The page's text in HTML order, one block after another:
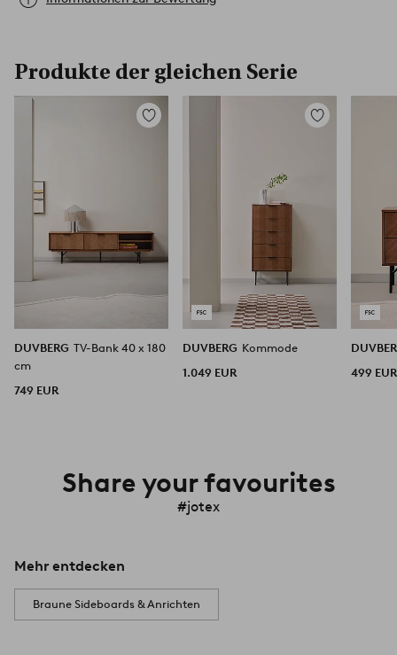
Produkte der gleichen Serie
Zu
DUVBERG TV-Bank 40 x 180
cm
749 EUR
Zu
DUVBERG Kommode
1.049 EUR
499 EUR
Share your favourites
#jotex
Mehr entdecken
Braune Sideboards & Anrichten